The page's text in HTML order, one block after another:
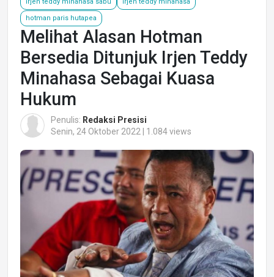
hotman paris hutapea
Melihat Alasan Hotman
Bersedia Ditunjuk Irjen Teddy
Minahasa Sebagai Kuasa
Hukum
Penulis: Redaksi Presisi
Senin, 24 Oktober 2022 | 1.084 views